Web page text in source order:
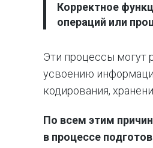
Корректное
операций или
Эти процессы могут
усвоению
кодирования,
По всем этим
в процессе